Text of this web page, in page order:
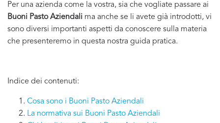
Per una azienda come la vostra, sia che vogliate passare ai
Buoni Pasto Aziendali ma anche se li avete già introdotti, vi
sono diversi importanti aspetti da conoscere sulla materia
che presenteremo in questa nostra guida pratica.
Indice dei contenuti:
Cosa sono i Buoni Pasto Aziendali
La normativa sui Buoni Pasto Aziendali